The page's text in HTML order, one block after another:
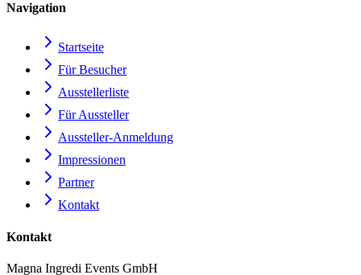
Navigation
Startseite
Für Besucher
Ausstellerliste
Für Aussteller
Aussteller-Anmeldung
Impressionen
Partner
Kontakt
Kontakt
Magna Ingredi Events GmbH